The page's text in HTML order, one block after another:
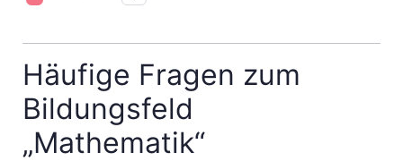
Häufige Fragen zum
Bildungsfeld
„Mathematik“